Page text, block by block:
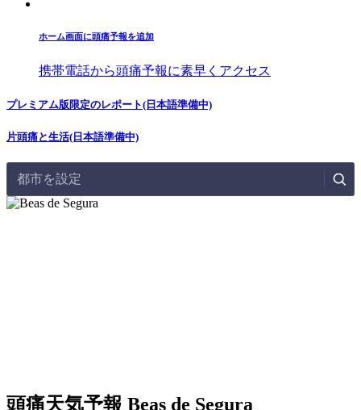
ホーム画面に頭痛予報を追加
携帯電話から頭痛予報に素早くアクセス
プレミアム版限定のレポート(日本語準備中)
片頭痛と生活(日本語準備中)
都市を設定
頭痛天気予報 Beas de Segura